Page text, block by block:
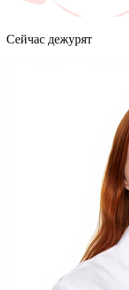
Сейчас дежурят